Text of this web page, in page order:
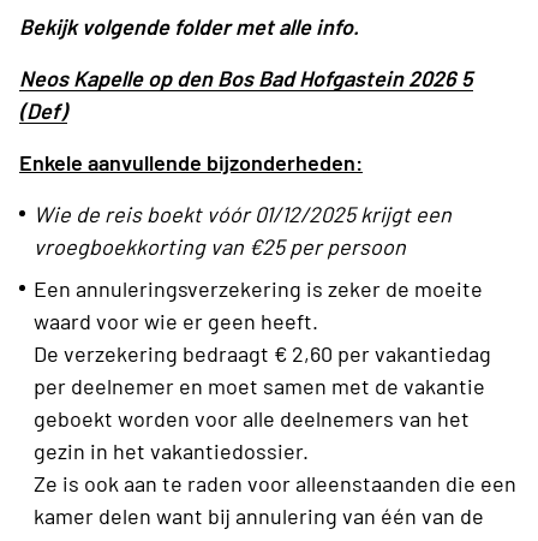
Bekijk volgende folder met alle info.
Neos Kapelle op den Bos Bad Hofgastein 2026 5
(Def)
Enkele aanvullende bijzonderheden:
Wie de reis boekt vóór 01/12/2025 krijgt een
vroegboekkorting van €25 per persoon
Een annuleringsverzekering is zeker de moeite
waard voor wie er geen heeft.
De verzekering bedraagt € 2,60 per vakantiedag
per deelnemer en moet samen met de vakantie
geboekt worden voor alle deelnemers van het
gezin in het vakantiedossier.
Ze is ook aan te raden voor alleenstaanden die een
kamer delen want bij annulering van één van de